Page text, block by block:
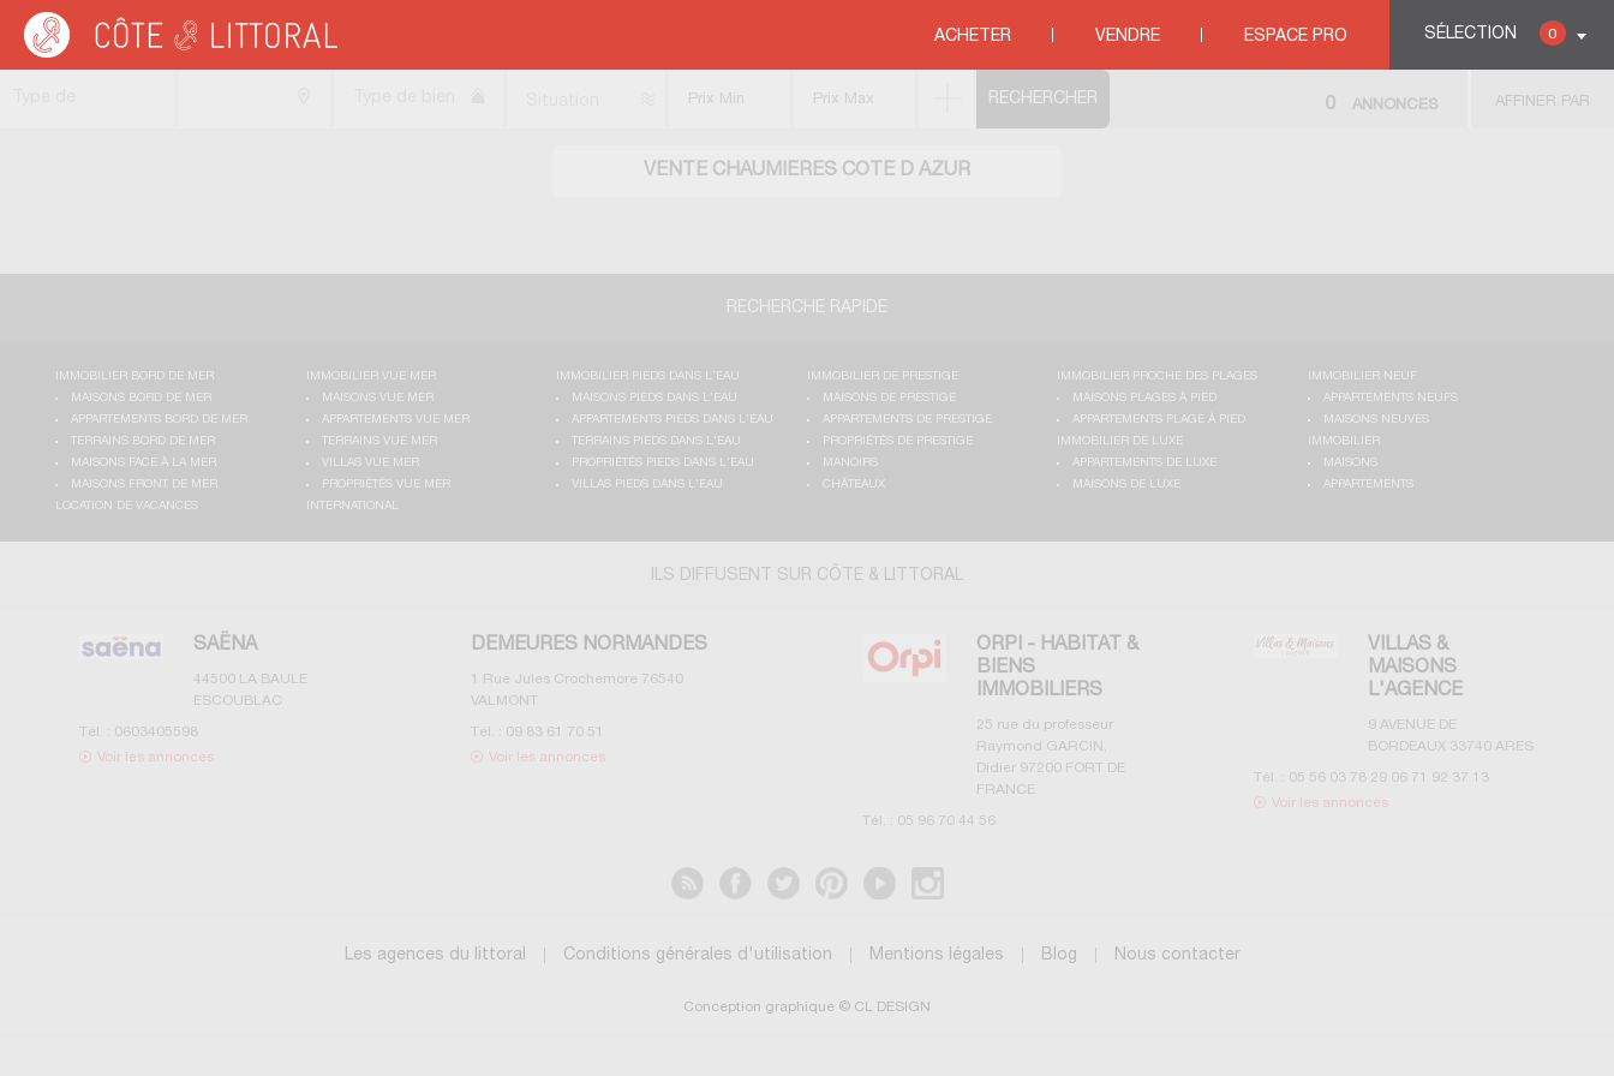
SÉLECTION 0
ACHETER VENDRE ESPACE PRO
Côte & Littoral > Immobilier bord de mer>Maisons bord de mer
VENTE CHAUMIERES COTE D AZUR
AFFINER PAR
0 ANNONCES
RECHERCHE RAPIDE
IMMOBILIER BORD DE MER
MAISONS BORD DE MER
APPARTEMENTS BORD DE MER
TERRAINS BORD DE MER
MAISONS FACE À LA MER
MAISONS FRONT DE MER
IMMOBILIER VUE MER
MAISONS VUE MER
APPARTEMENTS VUE MER
TERRAINS VUE MER
VILLAS VUE MER
PROPRIÉTÉS VUE MER
IMMOBILIER PIEDS DANS L'EAU
MAISONS PIEDS DANS L'EAU
APPARTEMENTS PIEDS DANS L'EAU
TERRAINS PIEDS DANS L'EAU
PROPRIÉTÉS PIEDS DANS L'EAU
VILLAS PIEDS DANS L'EAU
IMMOBILIER DE PRESTIGE
MAISONS DE PRESTIGE
APPARTEMENTS DE PRESTIGE
PROPRIÉTÉS DE PRESTIGE
MANOIRS
CHÂTEAUX
IMMOBILIER PROCHE DES PLAGES
MAISONS PLAGES À PIED
APPARTEMENTS PLAGE À PIED
IMMOBILIER NEUF
APPARTEMENTS NEUFS
MAISONS NEUVES
IMMOBILIER DE LUXE
APPARTEMENTS DE LUXE
MAISONS DE LUXE
IMMOBILIER
MAISONS
APPARTEMENTS
LOCATION DE VACANCES
INTERNATIONAL
ILS DIFFUSENT SUR CÔTE & LITTORAL
SAËNA
44500 LA BAULE
ESCOUBLAC
Tél. : 0603405598
Voir les annonces
DEMEURES NORMANDES
1 Rue Jules Crochemore 76540
VALMONT
Tél. : 09 83 61 70 51
Voir les annonces
ORPI - HABITAT &
BIENS
IMMOBILIERS
25 rue du professeur
Raymond GARCIN,
Didier 97200 FORT DE
FRANCE
Tél. : 05 96 70 44 56
VILLAS &
MAISONS
L'AGENCE
9 AVENUE DE
BORDEAUX 33740 ARES
Tél. : 05 56 03 78 29 06 71 92 37 13
Voir les annonces
Les agences du littoral Conditions générales d'utilisation Mentions légales Blog Nous contacter
Conception graphique © CL DESIGN